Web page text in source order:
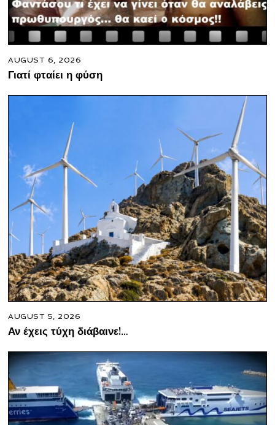
AUGUST 6, 2026
Γιατί φταίει η φύση
AUGUST 5, 2026
Αν έχεις τύχη διάβαινε!…